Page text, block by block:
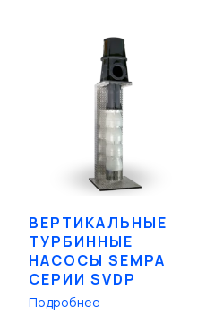
ВЕРТИКАЛЬНЫЕ
ТУРБИННЫЕ
НАСОСЫ SEMPA
СЕРИИ SVDP
Подробнее